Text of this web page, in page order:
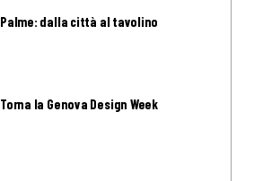
Palme: dalla città al tavolino
Torna la Genova Design Week